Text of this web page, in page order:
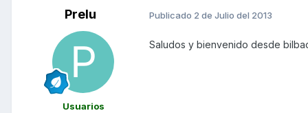
Prelu
Usuarios
Publicado 2 de Julio del 2013
Saludos y bienvenido desde